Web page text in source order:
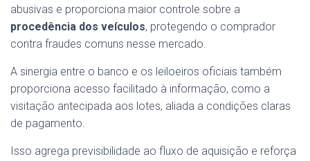
abusivas e proporciona maior controle sobre a
procedência dos veículos, protegendo o comprador
contra fraudes comuns nesse mercado.
A sinergia entre o banco e os leiloeiros oficiais também
proporciona acesso facilitado à informação, como a
visitação antecipada aos lotes, aliada a condições claras
de pagamento.
Isso agrega previsibilidade ao fluxo de aquisição e reforça